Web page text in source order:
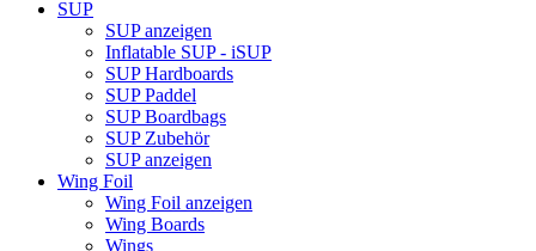
SUP
SUP anzeigen
Inflatable SUP - iSUP
SUP Hardboards
SUP Paddel
SUP Boardbags
SUP Zubehör
SUP anzeigen
Wing Foil
Wing Foil anzeigen
Wing Boards
Wings